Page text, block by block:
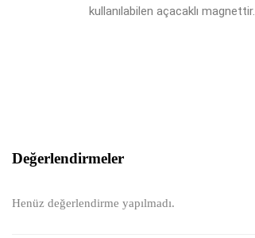
kullanılabilen açacaklı magnettir.
Değerlendirmeler
Henüz değerlendirme yapılmadı.